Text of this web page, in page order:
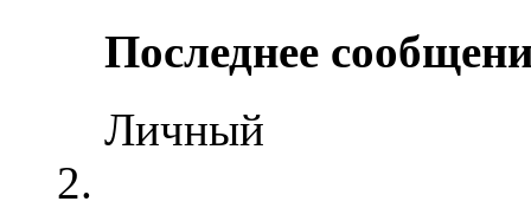
Последнее
Личный